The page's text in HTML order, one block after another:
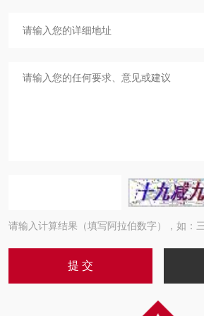
请输入计算结果（填写阿拉伯数字），如：